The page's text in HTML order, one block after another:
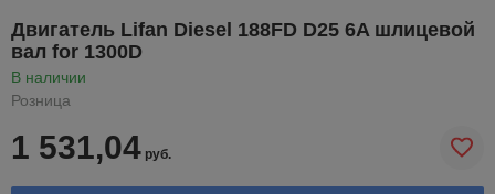
Двигатель Lifan Diesel 188FD D25 6A шлицевой
вал for 1300D
В наличии
Розница
1 531,04 руб.